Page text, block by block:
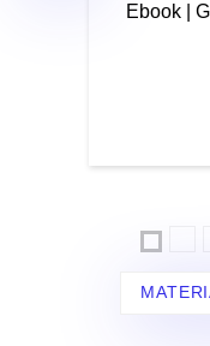
Ebook |